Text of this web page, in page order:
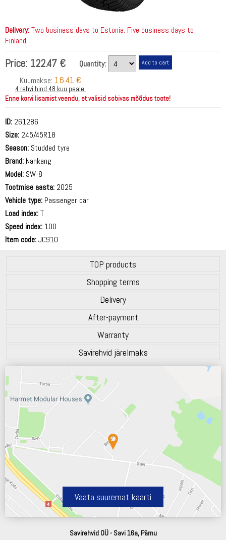
Delivery:Two business days to Estonia. Five business days to
Finland.
Price: 122.47 €
Quantity:
Kuumakse: 16.41 €
4 rehvi hind 48 kuu peale.
Enne korvi lisamist veendu, et valisid sobivas mõõdus toote!
ID: 261286
Size: 245/45R18
Season: Studded tyre
Brand: Nankang
Model: SW-8
Tootmise aasta: 2025
Vehicle type: Passenger car
Load index:T
Speed index: 100
Item code:JC910
TOP products
Shopping terms
Delivery
After-payment
Warranty
Savirehvid järelmaks
Vaata suuremat kaarti
Savirehvid OÜ - Savi 16a, Pärnu